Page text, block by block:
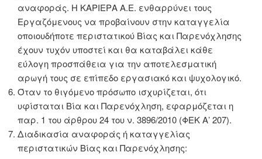
αναφοράς. Η KΑΡΙΕΡΑ Α.Ε. ενθαρρύνει τους
Εργαζόμενους να προβαίνουν στην καταγγελία
οποιουδήποτε περιστατικού Βίας και Παρενόχλησης
έχουν τυχόν υποστεί και θα καταβάλει κάθε
εύλογη προσπάθεια για την αποτελεσματική
αρωγή τους σε επίπεδο εργασιακό και ψυχολογικό.
Όταν το θιγόμενο πρόσωπο ισχυρίζεται, ότι
υφίσταται Βία και Παρενόχληση, εφαρμόζεται η
παρ. 1 του άρθρου 24 του ν. 3896/2010 (ΦΕΚ Α’ 207).
Διαδικασία αναφοράς ή καταγγελίας
περιστατικών Βίας και Παρενόχλησης: